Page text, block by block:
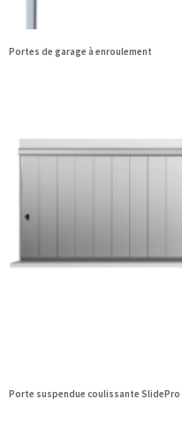
Portes de garage à enroulement
Porte suspendue coulissante SlidePro